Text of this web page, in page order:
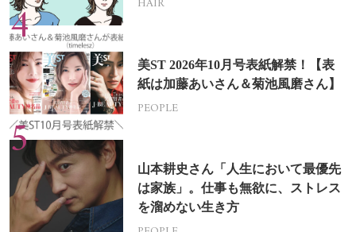
美ST 2026年10月号表紙解禁！【表
紙は加藤あいさん＆菊池風磨さん】
PEOPLE
山本耕史さん「人生において最優先
は家族」。仕事も無欲に、ストレス
を溜めない生き方